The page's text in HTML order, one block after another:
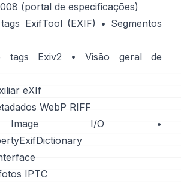
(portal de especificações)
ExifTool (EXIF) • Segmentos
tags Exiv2 •
Visão geral de
eXIf
WebP RIFF
I/O •
IPTC